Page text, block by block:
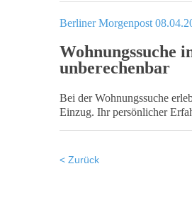
Berliner Morgenpost
Wohnungssuche
unberechenbar
Bei der Wohnungssuche
Einzug. Ihr persönlicher
< Zurück